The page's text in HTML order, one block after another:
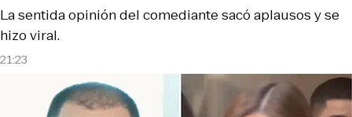
21:23
La sentida opinión del comediante sacó aplausos y se
hizo viral.